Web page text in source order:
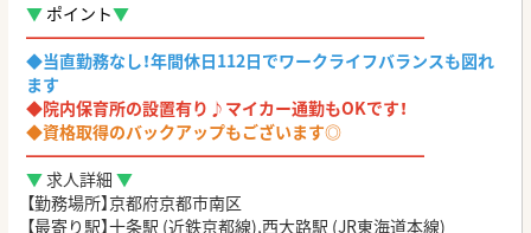
▼ ポイント▼
━━━━━━━━━━━━━━━━━━━━━━━━
◆当直勤務なし！年間休日112日でワークライフバランスも図れ
ます
◆院内保育所の設置有り♪マイカー通勤もOKです！
◆資格取得のバックアップもございます◎
━━━━━━━━━━━━━━━━━━━━━━━━
▼求人詳細 ▼
【勤務場所】京都府京都市南区
【最寄り駅】十条駅 (近鉄京都線),西大路駅 (JR東海道本線)